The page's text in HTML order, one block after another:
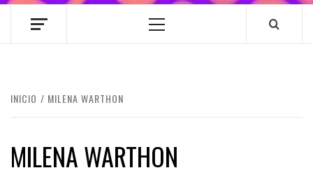
Menú
INICIO MILENA WARTHON
MILENA WARTHON